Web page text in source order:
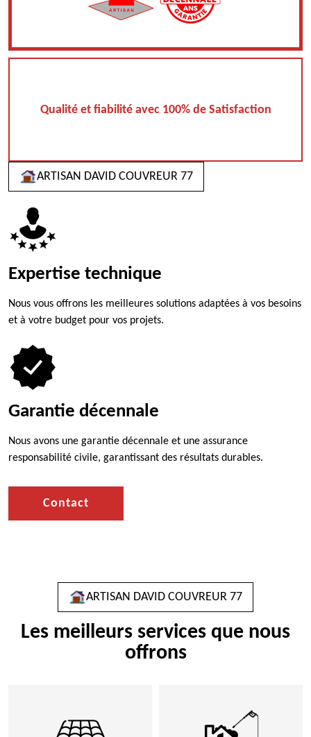
Qualité et fiabilité avec 100% de Satisfaction
ARTISAN DAVID COUVREUR 77
Expertise technique
Nous vous offrons les meilleures solutions adaptées à vos besoins
et à votre budget pour vos projets.
Garantie décennale
Nous avons une garantie décennale et une assurance
responsabilité civile, garantissant des résultats durables.
Contact
ARTISAN DAVID COUVREUR 77
Les meilleurs services que nous
offrons